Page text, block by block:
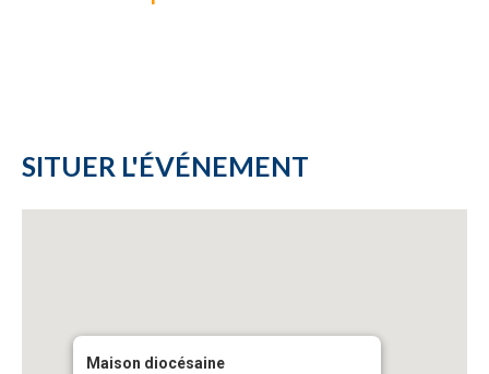
SITUER L'ÉVÉNEMENT
Maison diocésaine